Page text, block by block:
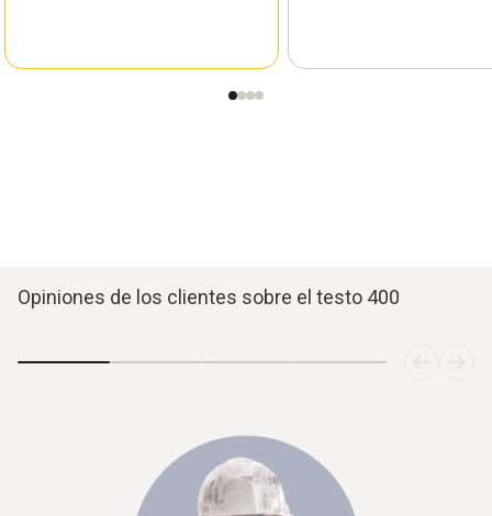
Opiniones de los clientes sobre el testo 400